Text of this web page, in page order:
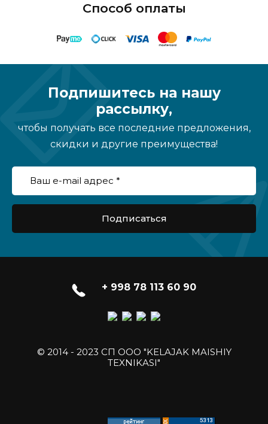
Способ оплаты
Подпишитесь на нашу
рассылку,
чтобы получать все последние предложения,
скидки и другие преимущества!
Подписаться
+ 998 78 113 60 90
© 2014 - 2023 СП ООО "KELAJAK MAISHIY
TEXNIKASI"